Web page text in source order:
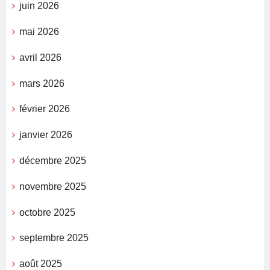
juin 2026
mai 2026
avril 2026
mars 2026
février 2026
janvier 2026
décembre 2025
novembre 2025
octobre 2025
septembre 2025
août 2025